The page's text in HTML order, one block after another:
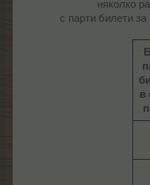
няколко
с парти билети
в